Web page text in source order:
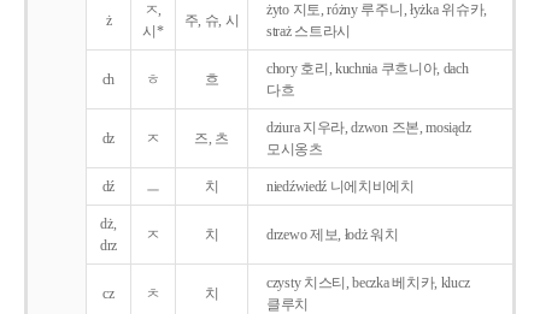
ż
ㅈ,
시*
주, 슈, 시
żyto 지토, różny 루주니, łyżka 위슈카,
straż 스트라시
ch ㅎ 흐
chory 호리, kuchnia 쿠흐니아, dach
다흐
dz ㅈ 즈, 츠
dziura 지우라, dzwon 즈본, mosiądz
모시옹츠
dź ㅡ 치 niedźwiedź 니에치비에치
dż,
drz
ㅈ 치 drzewo 제보, łodż 워치
cz ㅊ 치
czysty 치스티, beczka 베치카, klucz
클루치